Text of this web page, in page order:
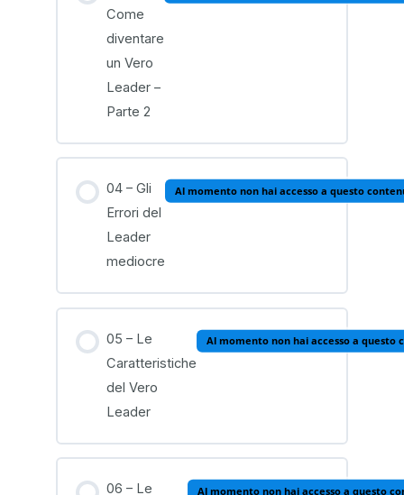
Come
diventare
un Vero
Leader –
Parte 2
04 – Gli
Errori del
Leader
mediocre
Al momento non hai accesso a questo
05 – Le
Caratteristiche
del Vero
Leader
Al momento non hai accesso a questo
06 – Le Al momento non hai accesso a questo